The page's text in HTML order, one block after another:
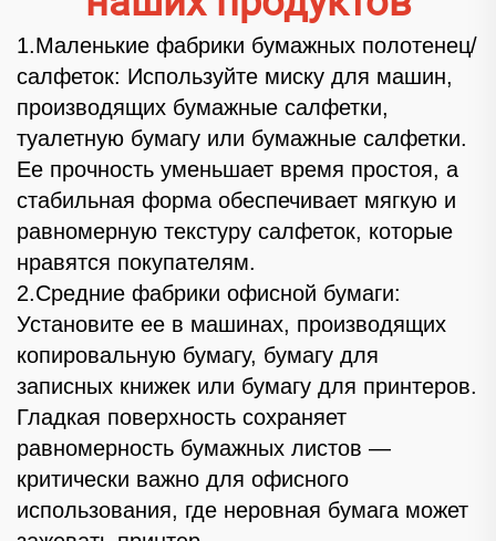
1.Маленькие фабрики бумажных полотенец/
салфеток: Используйте миску для машин,
производящих бумажные салфетки,
туалетную бумагу или бумажные салфетки.
Ее прочность уменьшает время простоя, а
стабильная форма обеспечивает мягкую и
равномерную текстуру салфеток, которые
нравятся покупателям.
2.Средние фабрики офисной бумаги:
Установите ее в машинах, производящих
копировальную бумагу, бумагу для
записных книжек или бумагу для принтеров.
Гладкая поверхность сохраняет
равномерность бумажных листов —
критически важно для офисного
использования, где неровная бумага может